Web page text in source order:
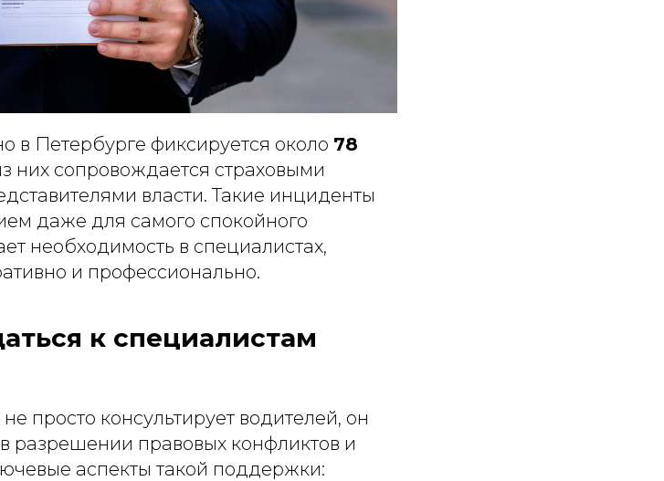
в Петербурге фиксируется около 78
них сопровождается страховыми
власти. Такие инциденты
даже для самого спокойного
необходимость в специалистах,
и профессионально.
к специалистам
просто консультирует водителей, он
разрешении правовых конфликтов и
аспекты такой поддержки: